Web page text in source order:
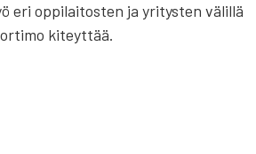
eri oppi­lai­tos­ten ja yri­tys­ten välil­lä
kiteyt­tää.